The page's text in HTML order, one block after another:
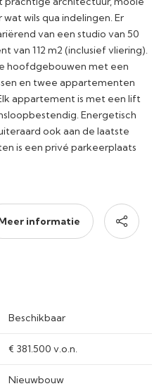
wils qua indelingen. Er
van een studio van 50
van 112 m2 (inclusief vliering).
hoofdgebouwen met een
en twee appartementen
appartement is met een lift
Energetisch
ook aan de laatste
is een privé parkeerplaats
informatie
Beschikbaar
€ 381.500 v.o.n.
Nieuwbouw